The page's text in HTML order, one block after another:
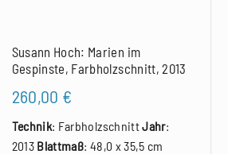
Susann Hoch: Marien im
Gespinste, Farbholzschnitt, 2013
260,00 €
Technik: FarbholzschnittJahr:
2013 Blattmaß: 48,0 x 35,5 cm